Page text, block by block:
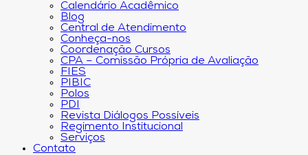
Calendário Acadêmico
Blog
Central de Atendimento
Conheça-nos
Coordenação Cursos
CPA – Comissão Própria de Avaliação
FIES
PIBIC
Polos
PDI
Revista Diálogos Possíveis
Regimento Institucional
Serviços
Contato